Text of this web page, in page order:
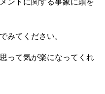
ントに関する事象に頭を
みてください。
って気が楽になってくれ